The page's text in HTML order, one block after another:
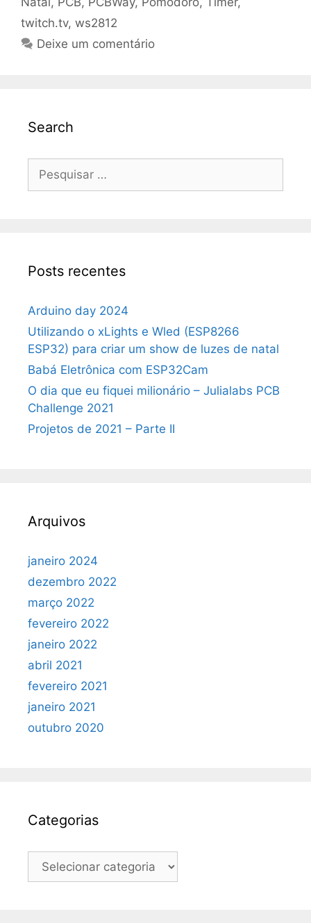
twitch.tv, ws2812
Deixe um comentário
Search
por:
Posts recentes
Arduino day 2024
Utilizando o xLights e Wled (ESP8266
ESP32) para criar um show de luzes de natal
Babá Eletrônica com ESP32Cam
O dia que eu fiquei milionário – Julialabs PCB
Challenge 2021
Projetos de 2021 – Parte II
Arquivos
janeiro 2024
dezembro 2022
março 2022
fevereiro 2022
janeiro 2022
abril 2021
fevereiro 2021
janeiro 2021
outubro 2020
Categorias
Categorias